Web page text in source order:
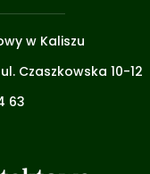
w Kaliszu
Czaszkowska 10-12
63